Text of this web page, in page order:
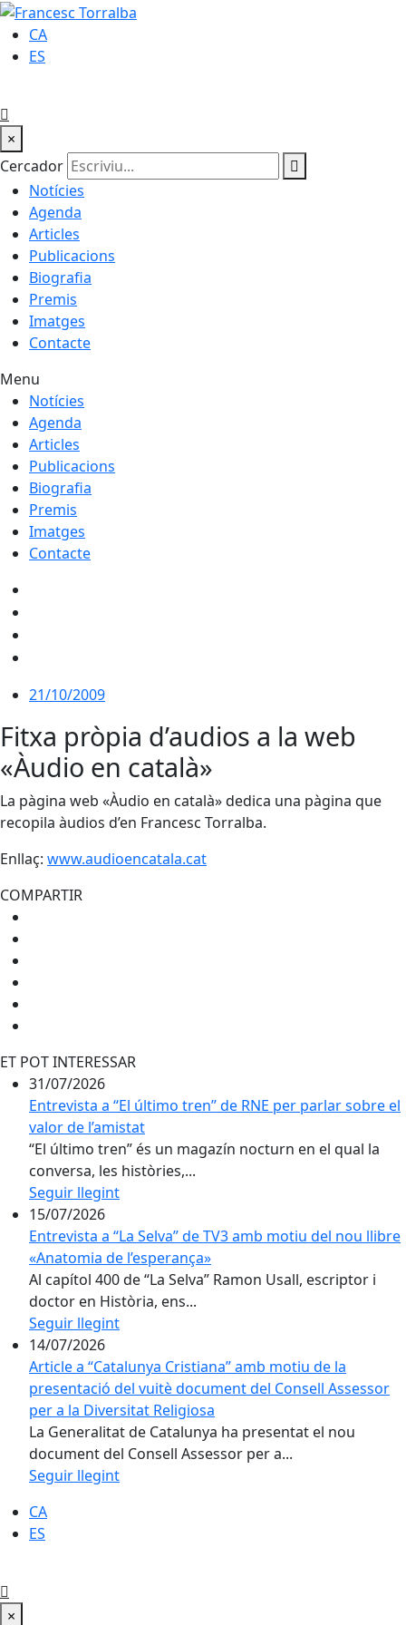
CA
ES
×
Cercador
Notícies
Agenda
Articles
Publicacions
Biografia
Premis
Imatges
Contacte
Menu
Notícies
Agenda
Articles
Publicacions
Biografia
Premis
Imatges
Contacte
21/10/2009
Fitxa pròpia d’audios a la web
«Àudio en català»
La pàgina web «Àudio en català» dedica una pàgina que
recopila àudios d’en Francesc Torralba.
Enllaç: www.audioencatala.cat
COMPARTIR
ET POT INTERESSAR
31/07/2026
Entrevista a “El último tren” de RNE per parlar sobre el
valor de l’amistat
“El último tren” és un magazín nocturn en el qual la
conversa, les històries,...
Seguir llegint
15/07/2026
Entrevista a “La Selva” de TV3 amb motiu del nou llibre
«Anatomia de l’esperança»
Al capítol 400 de “La Selva” Ramon Usall, escriptor i
doctor en Història, ens...
Seguir llegint
14/07/2026
Article a “Catalunya Cristiana” amb motiu de la
presentació del vuitè document del Consell Assessor
per a la Diversitat Religiosa
La Generalitat de Catalunya ha presentat el nou
document del Consell Assessor per a...
Seguir llegint
CA
ES
×